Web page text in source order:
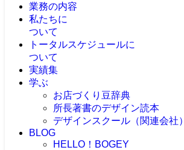
業務の内容
私たちに
ついて
トータルスケジュールに
ついて
実績集
学ぶ
お店づくり豆辞典
所長著書のデザイン読本
デザインスクール（関連会社）
BLOG
HELLO！BOGEY